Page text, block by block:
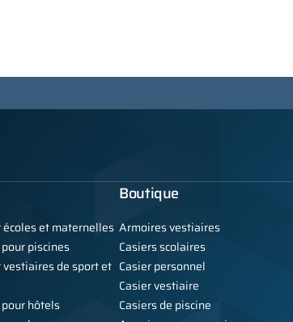
et maternelles
piscines
de sport et
hôtels
Boutique
Armoires vestiaires
Casiers scolaires
Casier personnel
Casier vestiaire
Casiers de piscine